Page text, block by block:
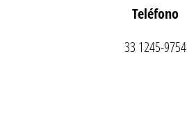
Teléfono
33 1245-9754